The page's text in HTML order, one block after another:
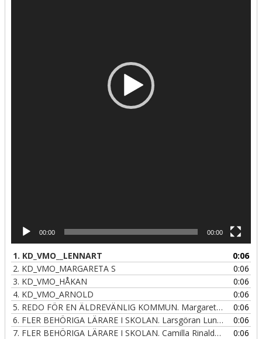
00:00 00:00
1. KD_VMO__LENNART
0:06
2. KD_VMO_MARGARETA S
0:06
3. KD_VMO_HÅKAN
0:06
4. KD_VMO_ARNOLD
0:06
5. REDO FÖR EN ÄLDREVÄNLIG KOMMUN. Margareta Lindahl, kandidat i kommunvalet. (Video: Emanuel Rinaldo Miller)
0:06
6. FLER BEHÖRIGA LÄRARE I SKOLAN. Larsgöran Lundström, kandidat i kommunvalet. (Video: Emanuel Rinaldo Miller)
0:06
7. FLER BEHÖRIGA LÄRARE I SKOLAN. Camilla Rinaldo Miller, kandidat i kommun- och riksdagsvalen. (Video: Emanuel Rinaldo Miller)
0:06